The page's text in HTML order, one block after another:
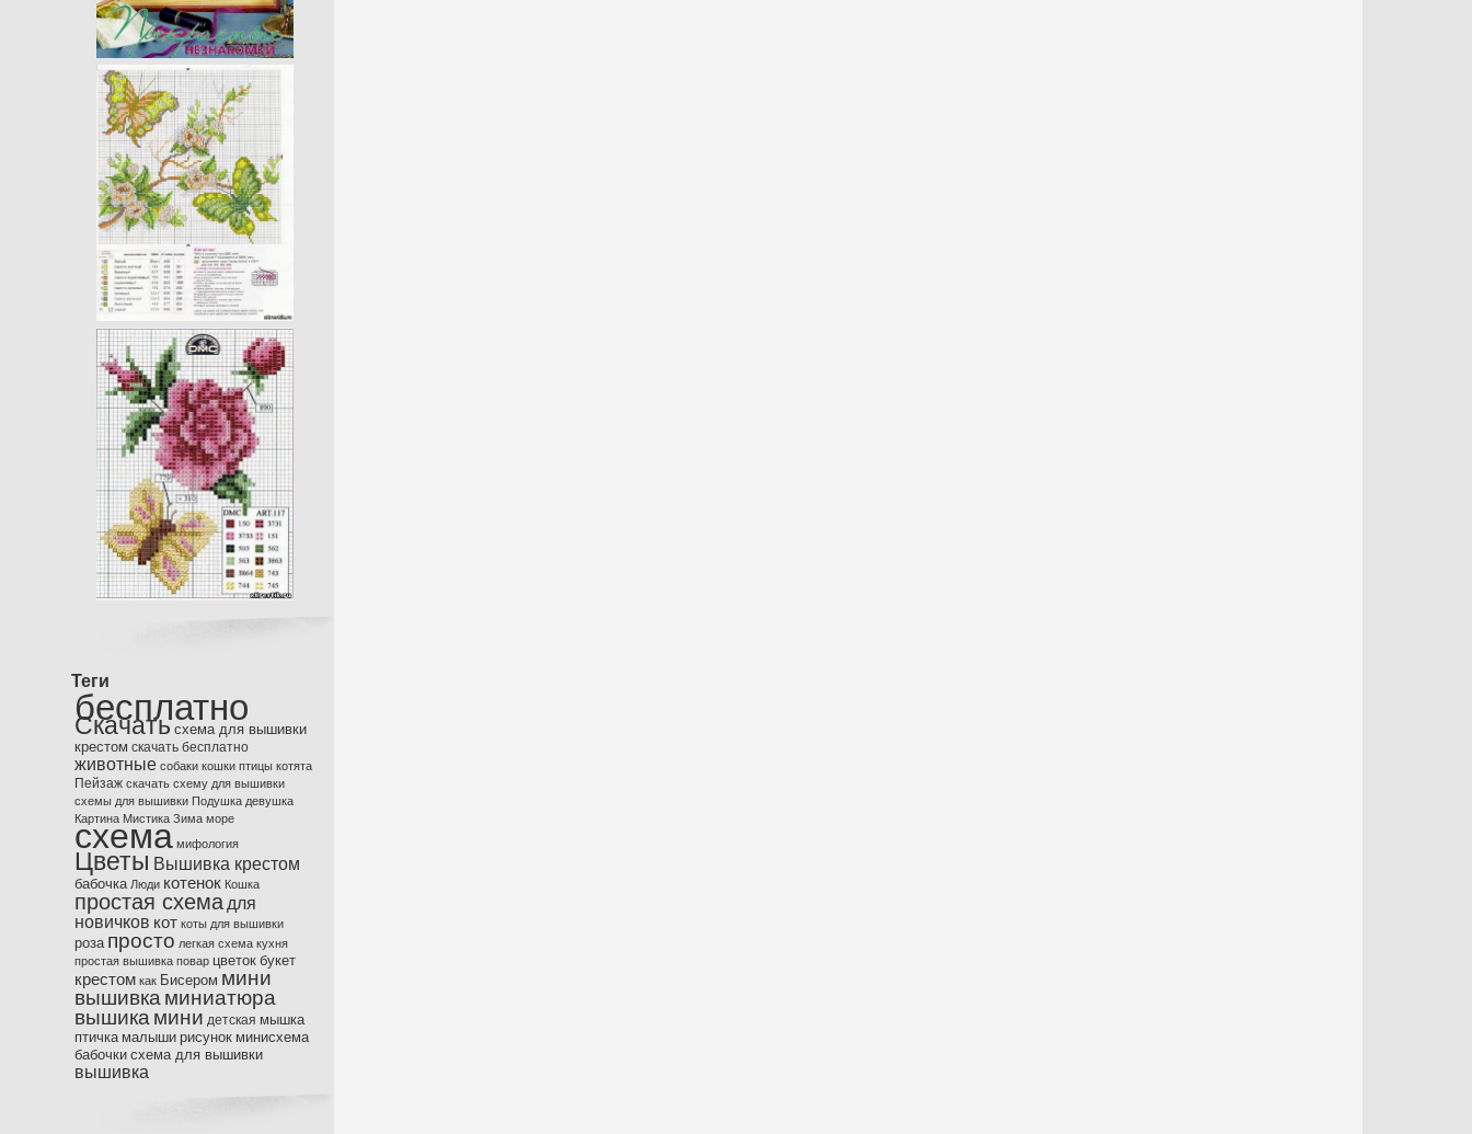
Теги
бесплатно
Скачать схема для вышивки
крестом скачать бесплатно
животные собаки кошки птицы котята
Пейзаж скачать схему для вышивки
схемы для вышивки Подушка девушка
Картина Мистика Зима море
схема мифология
Цветы Вышивка крестом
бабочка Люди котенок Кошка
простая схема для
новичков кот коты для вышивки
роза просто легкая схема кухня
простая вышивка повар цветок букет
крестом как Бисером мини
вышивка миниатюра
вышика мини детская мышка
птичка малыши рисунок минисхема
бабочки схема для вышивки
вышивка